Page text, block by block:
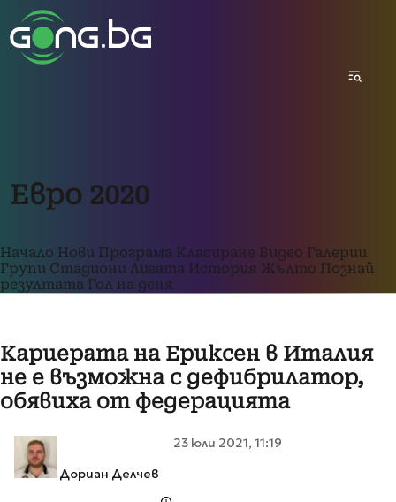
Евро 2020
Начало Нови Програма Класиране Видео Галерии
Групи Стадиони Лигата История Жълто Познай
резултата Гол на деня
Кариерата на Ериксен в Италия
не е възможна с дефибрилатор,
обявиха от федерацията
Дориан Делчев
23 юли 2021, 11:19